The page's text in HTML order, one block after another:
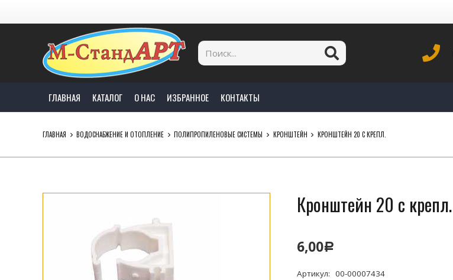
ГЛАВНАЯ КАТАЛОГ О НАС ИЗБРАННОЕ КОНТАКТЫ
ГЛАВНАЯ ВОДОСНАБЖЕНИЕ И ОТОПЛЕНИЕ ПОЛИПРОПИЛЕНОВЫЕ СИСТЕМЫ КРОНШТЕЙН КРОНШТЕЙН 20 С КРЕПЛ.
Кронштейн 20 с крепл.
6,00Р
Артикул: 00-00007434